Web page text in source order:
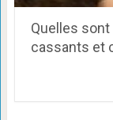
Quelles
cassants et